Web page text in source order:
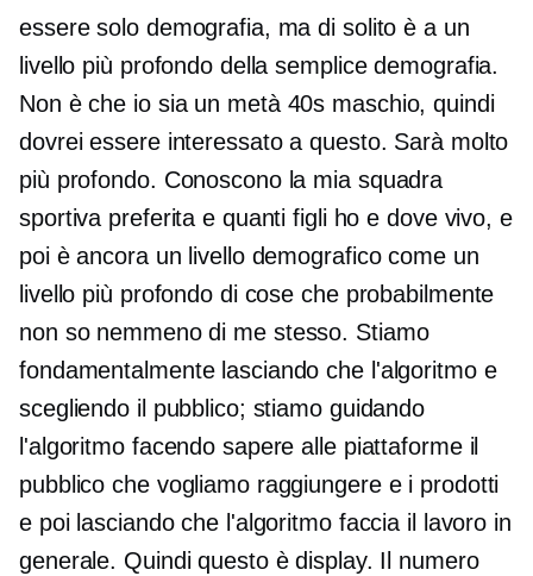
essere solo demografia, ma di solito è a un
livello più profondo della semplice demografia.
Non è che io sia un metà 40s maschio, quindi
dovrei essere interessato a questo. Sarà molto
più profondo. Conoscono la mia squadra
sportiva preferita e quanti figli ho e dove vivo, e
poi è ancora un livello demografico come un
livello più profondo di cose che probabilmente
non so nemmeno di me stesso. Stiamo
fondamentalmente lasciando che l'algoritmo e
scegliendo il pubblico; stiamo guidando
l'algoritmo facendo sapere alle piattaforme il
pubblico che vogliamo raggiungere e i prodotti
e poi lasciando che l'algoritmo faccia il lavoro in
generale. Quindi questo è display. Il numero